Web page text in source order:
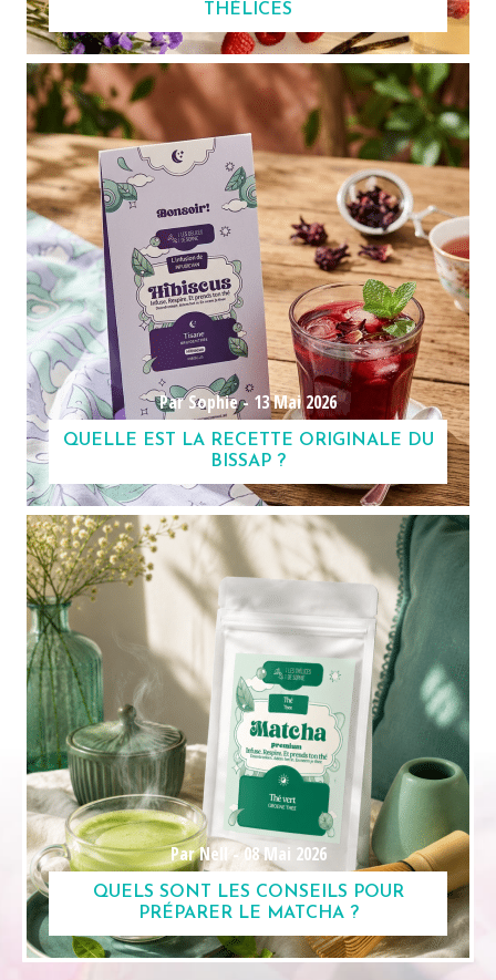
THÉLICES
Par Sophie -13 Mai 2026
QUELLE EST LA RECETTE ORIGINALE DU
BISSAP ?
Par Nell -08 Mai 2026
QUELS SONT LES CONSEILS POUR
PRÉPARER LE MATCHA ?